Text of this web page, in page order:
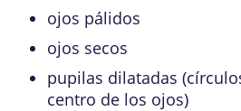
ojos pálidos
ojos secos
pupilas dilatadas
centro de los ojos)